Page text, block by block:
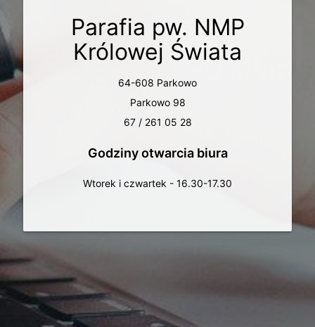
Parafia pw. NMP
Królowej Świata
64-608 Parkowo
Parkowo 98
67 / 261 05 28
Godziny otwarcia biura
Wtorek i czwartek - 16.30-17.30